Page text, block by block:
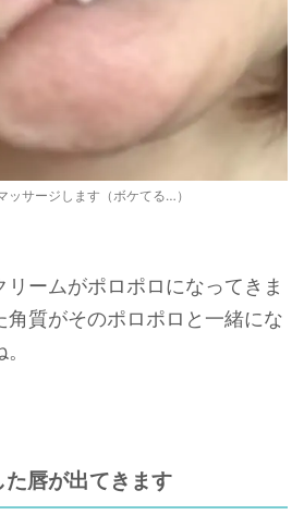
ッサージします（ボケてる…）
リームがポロポロになってきま
角質がそのポロポロと一緒にな
た唇が出てきます